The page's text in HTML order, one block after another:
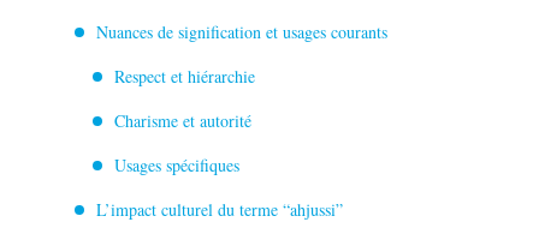
Nuances de signification et usages courants
Respect et hiérarchie
Charisme et autorité
Usages spécifiques
L’impact culturel du terme “ahjussi”